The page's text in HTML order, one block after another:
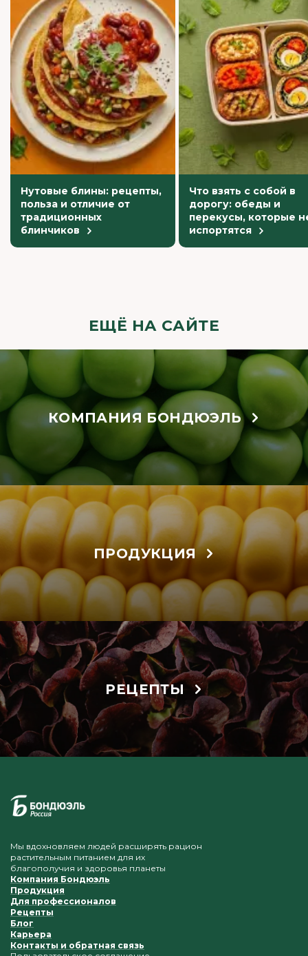
Нутовые блины: рецепты,
польза и отличие от
традиционных
блинчиков
Что взять с собой в
дорогу: обеды и
перекусы, которые
испортятся
ЕЩЁ НА САЙТЕ
КОМПАНИЯ БОНДЮЭЛЬ
ПРОДУКЦИЯ
РЕЦЕПТЫ
Мы вдохновляем людей расширять рацион
растительным питанием для их
благополучия и здоровья планеты
Компания Бондюэль
Продукция
Для профессионалов
Рецепты
Блог
Карьера
Контакты и обратная связь